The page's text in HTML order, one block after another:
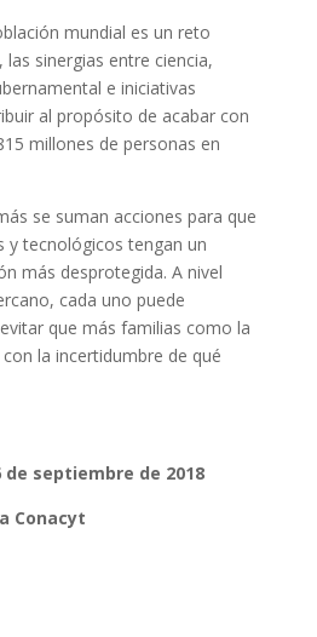
mundial es un reto
sinergias entre ciencia,
e iniciativas
al propósito de acabar con
millones de personas en
se suman acciones para que
y tecnológicos tengan un
más desprotegida. A nivel
cada uno puede
que más familias como la
la incertidumbre de qué
de septiembre de 2018
Conacyt